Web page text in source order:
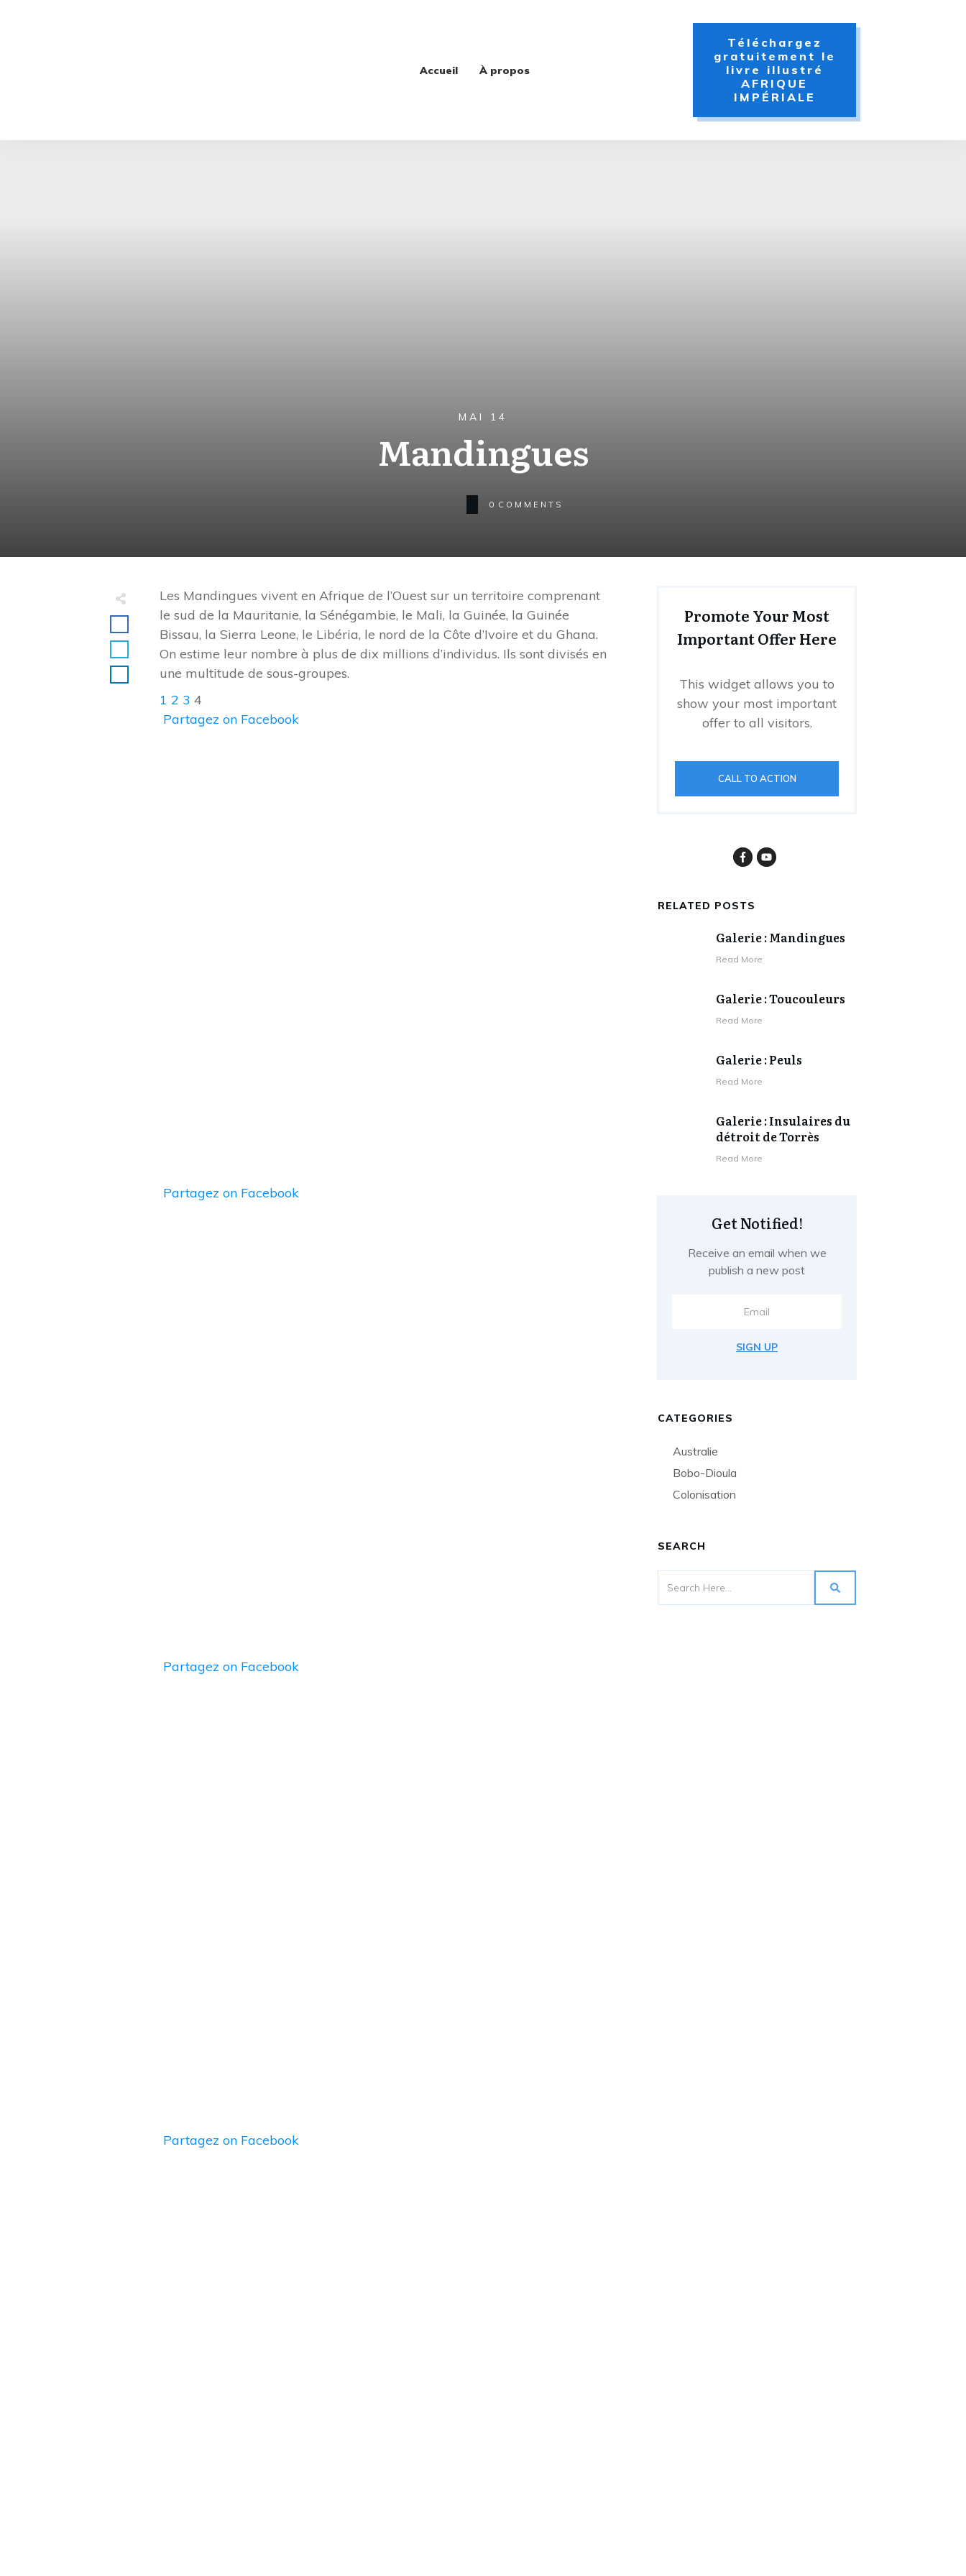
Accueil À propos
Téléchargez
gratuitement le
livre illustré
AFRIQUE
IMPÉRIALE
MAI 14
Mandingues
0 COMMENTS
Les Mandingues vivent en Afrique de l’Ouest sur un territoire comprenant
le sud de la Mauritanie, la Sénégambie, le Mali, la Guinée, la Guinée
Bissau, la Sierra Leone, le Libéria, le nord de la Côte d’Ivoire et du Ghana.
On estime leur nombre à plus de dix millions d’individus. Ils sont divisés en
une multitude de sous-groupes.
1 2 3 4
Partagez on Facebook
Partagez on Facebook
Partagez on Facebook
Partagez on Facebook
Promote Your Most
Important Offer Here
This widget allows you to
show your most important
offer to all visitors.
CALL TO ACTION
RELATED POSTS
Galerie : Mandingues
Read More
Galerie : Toucouleurs
Read More
Galerie : Peuls
Read More
Galerie : Insulaires du
détroit de Torrès
Read More
Get Notified!
Receive an email when we
publish a new post
SIGN UP
CATEGORIES
Australie
Bobo-Dioula
Colonisation
SEARCH